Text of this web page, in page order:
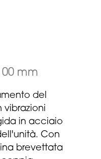
mm
del
vibrazioni
in acciaio
Con
brevettata